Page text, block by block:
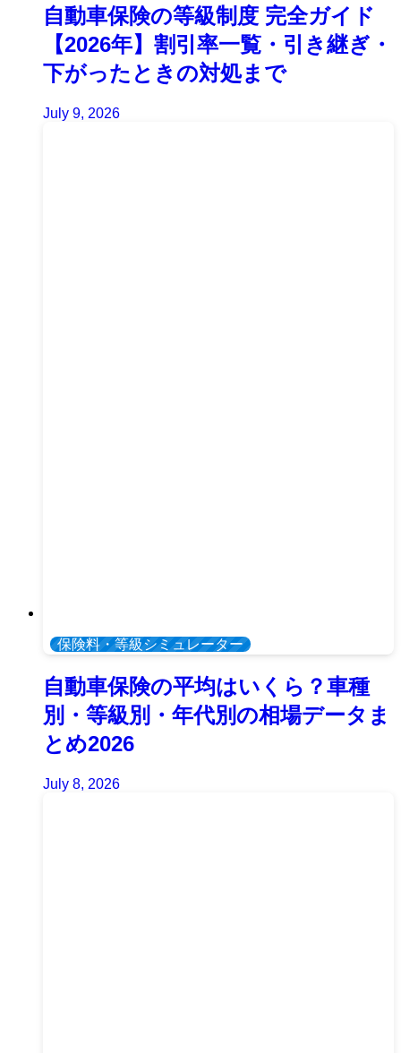
自動車保険の等級制度 完全ガイド
【2026年】割引率一覧・引き継ぎ・
下がったときの対処まで
July 9, 2026
保険料・等級シミュレーター
自動車保険の平均はいくら？車種
別・等級別・年代別の相場データま
とめ2026
July 8, 2026